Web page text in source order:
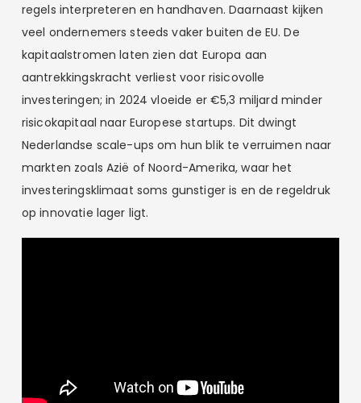
regels interpreteren en handhaven. Daarnaast kijken
veel ondernemers steeds vaker buiten de EU. De
kapitaalstromen laten zien dat Europa aan
aantrekkingskracht verliest voor risicovolle
investeringen; in 2024 vloeide er €5,3 miljard minder
risicokapitaal naar Europese startups. Dit dwingt
Nederlandse scale-ups om hun blik te verruimen naar
markten zoals Azië of Noord-Amerika, waar het
investeringsklimaat soms gunstiger is en de regeldruk
op innovatie lager ligt.